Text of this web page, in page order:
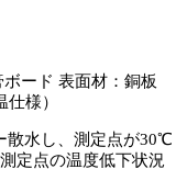
水し、測定点が30℃
定点の温度低下状況